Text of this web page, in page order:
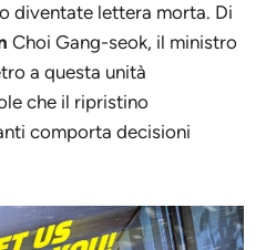
diventate lettera morta. Di
Choi Gang-seok, il ministro
a questa unità
che il ripristino
comporta decisioni